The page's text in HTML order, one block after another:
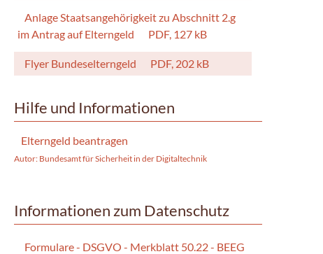
Anlage Staatsangehörigkeit zu Abschnitt 2.g
im Antrag auf Elterngeld
PDF, 127 kB
Flyer Bundeselterngeld PDF, 202 kB
Hilfe und Informationen
Elterngeld beantragen
Autor: Bundesamt für Sicherheit in der Digitaltechnik
Informationen zum Datenschutz
Formulare - DSGVO - Merkblatt 50.22 - BEEG